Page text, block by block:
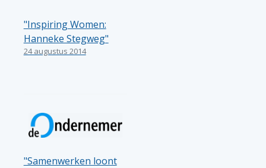
"Inspiring Women:
Hanneke Stegweg"
24 augustus 2014
"Samenwerken loont